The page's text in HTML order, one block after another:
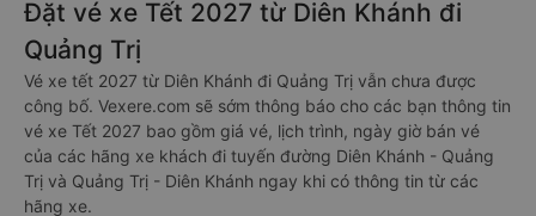
Đặt vé xe Tết 2027 từ Diên Khánh đi
Quảng Trị
Vé xe tết 2027 từ Diên Khánh đi Quảng Trị vẫn chưa được
công bố. Vexere.com sẽ sớm thông báo cho các bạn thông tin
vé xe Tết 2027 bao gồm giá vé, lịch trình, ngày giờ bán vé
của các hãng xe khách đi tuyến đường Diên Khánh - Quảng
Trị và Quảng Trị - Diên Khánh ngay khi có thông tin từ các
hãng xe.